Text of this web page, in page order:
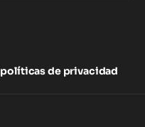
políticas de privacidad